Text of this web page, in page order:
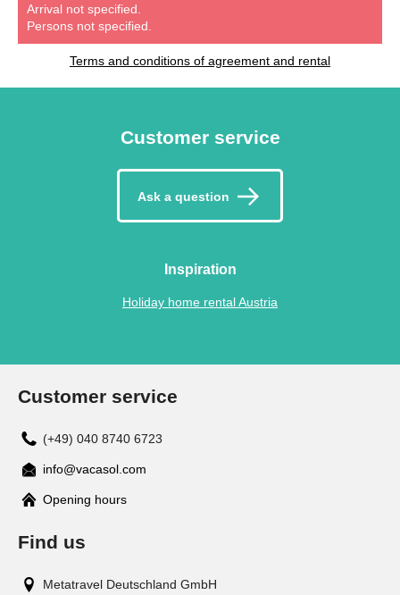
Arrival not specified.
Persons not specified.
Terms and conditions of agreement and rental
Customer service
Ask a question
Inspiration
Holiday home rental Austria
Customer service
(+49) 040 8740 6723
info@vacasol.com
Opening hours
Find us
Metatravel Deutschland GmbH